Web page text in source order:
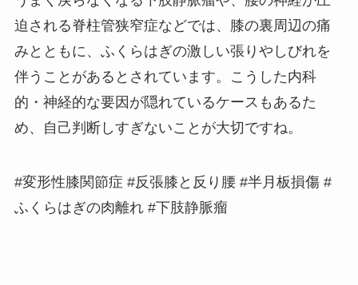
迫される脊柱管狭窄症などでは、膝の裏周辺の痛
みとともに、ふくらはぎの激しい張りやしびれを
伴うことがあるとされています。こうした内科
的・神経的な要因が隠れているケースもあるた
め、自己判断しすぎないことが大切ですね。
#変形性膝関節症 #反張膝と反り腰 #半月板損傷 #
ふくらはぎの肉離れ #下肢静脈瘤